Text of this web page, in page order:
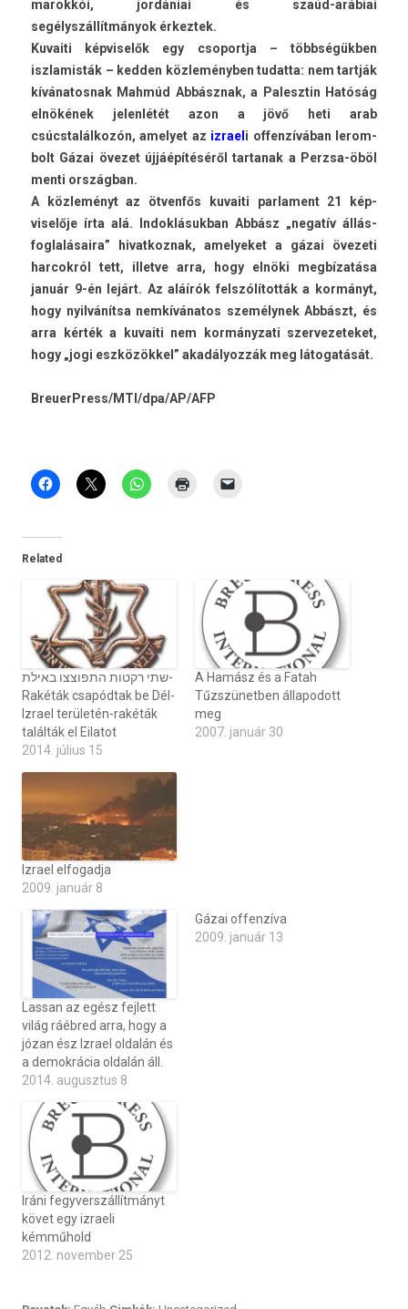
marok­kói, jordániai és szaúd-arábiai
segélyszállítmányok érkez­tek.
Kuvaiti kép­viselők egy csoportja – többségükben
iszlamis­ták – kedd­en közleményben tudat­ta: nem tartják
kívánatos­nak Mahmúd Abbásznak, a Palesztin Hatóság
elnökének jelen­létét azon a jövő heti arab
csúcstalálkozón, amelyet az iz­rael i of­fen­zívában lerom­
bolt Gázai övezet újjáépítéséről tar­tanak a Perzsa-öböl
menti országban.
A közleményt az ötvenfős kuvaiti par­la­ment 21 kép­
viselője írta alá. In­dok­lásuk­ban Abbász „negatív állás­
foglalásaira” hivat­koznak, amelyeket a gázai övezeti
har­cokról tett, il­let­ve arra, hogy elnöki megbízatása
január 9-én lejárt. Az aláírók felszólították a kormányt,
hogy nyilvánítsa nemkívánatos személynek Abbászt, és
arra kérték a kuvaiti nem kor­mányzati szer­vezeteket,
hogy „jogi eszközökkel” akadályozzák meg látogatását.
BreuerPress/MTI/dpa/AP­/AFP
Related
שתי רקטות התפוצצו באילת-
Rakéták csapódtak be Dél-
Izrael területén-rakéták
találták el Eilatot
2014. július 15
A Hamász és a Fatah
Tűzszünetben állapodott
meg
2007. január 30
Izrael elfogadja
2009. január 8
Lassan az egész fejlett
világ ráébred arra, hogy a
józan ész Izrael oldalán és
a demokrácia oldalán áll.
2014. augusztus 8
Gázai offenzíva
2009. január 13
Iráni fegyverszállítmányt
követ egy izraeli
kémműhold
2012. november 25